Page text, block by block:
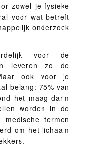
zowel je fysieke
voor wat betreft
onderzoek
voor de
leveren zo de
ook voor je
belang: 75% van
het maag-darm
worden in de
medische termen
om het lichaam